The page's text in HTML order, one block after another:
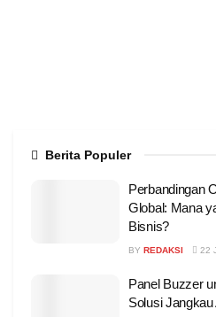
Berita Populer
Perbandingan
Global: Mana
Bisnis?
BY REDAKSI 22
Panel Buzzer
Solusi Jangkau